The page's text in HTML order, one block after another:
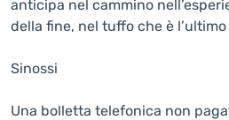
anticipa nel cammino
della fine, nel tuffo che è l’ultimo
Sinossi
Una bolletta telefonica non